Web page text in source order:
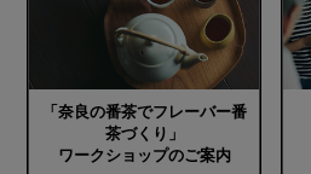
「奈良の番茶でフレーバー番
茶づくり」
ワークショップのご案内